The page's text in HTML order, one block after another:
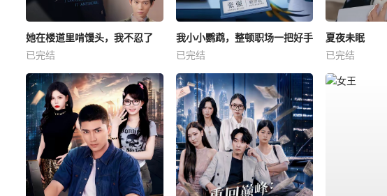
她在楼道里啃馒头，我不忍了
已完结
我小小鹦鹉，整顿职场一把好手
已完结
夏夜未眠
已完结